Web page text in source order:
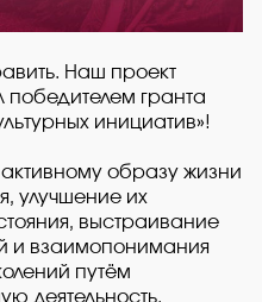
Наш проект
победителем гранта
инициатив»!
активному образу жизни
улучшение их
выстраивание
и взаимопонимания
путём
деятельность.